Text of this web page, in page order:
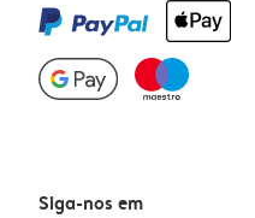
Siga-nos em